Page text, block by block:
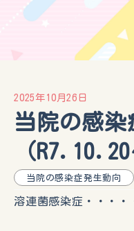
2025年10月26日
当院の感
（
当院の感染症発生動向
溶連菌感染症・・・・